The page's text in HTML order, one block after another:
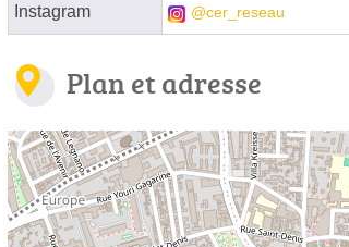
Instagram @cer_reseau
Plan et adresse